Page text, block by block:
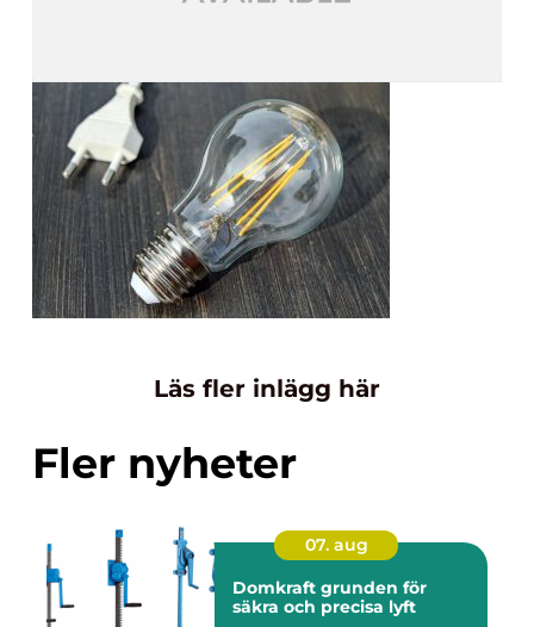
Läs fler inlägg här
Fler nyheter
07. aug
Domkraft grunden för
säkra och precisa lyft